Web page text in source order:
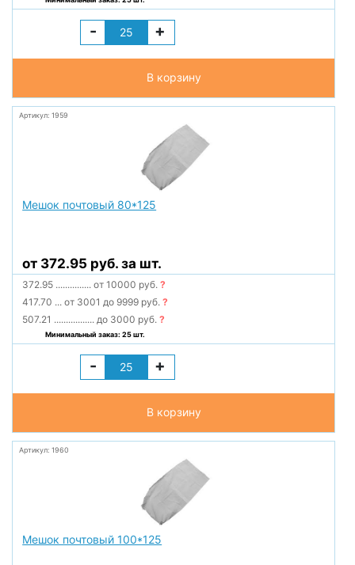
- +
В корзину
Артикул: 1959
Мешок почтовый 80*125
от 372.95 руб. за шт.
372.95 ............... от 10000 руб.?
417.70 ... от 3001 до 9999 руб.?
507.21 ................. до 3000 руб.?
Минимальный заказ: 25 шт.
- +
В корзину
Артикул: 1960
Мешок почтовый 100*125